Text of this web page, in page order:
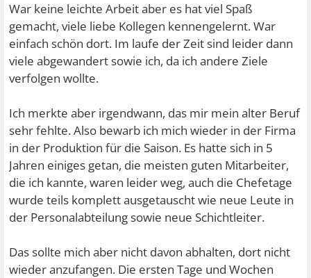
War keine leichte Arbeit aber es hat viel Spaß
gemacht, viele liebe Kollegen kennengelernt. War
einfach schön dort. Im laufe der Zeit sind leider dann
viele abgewandert sowie ich, da ich andere Ziele
verfolgen wollte.
Ich merkte aber irgendwann, das mir mein alter Beruf
sehr fehlte. Also bewarb ich mich wieder in der Firma
in der Produktion für die Saison. Es hatte sich in 5
Jahren einiges getan, die meisten guten Mitarbeiter,
die ich kannte, waren leider weg, auch die Chefetage
wurde teils komplett ausgetauscht wie neue Leute in
der Personalabteilung sowie neue Schichtleiter.
Das sollte mich aber nicht davon abhalten, dort nicht
wieder anzufangen. Die ersten Tage und Wochen